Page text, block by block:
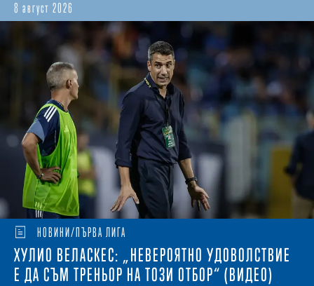
8 август 2026
НОВИНИ/ПЪРВА ЛИГА
ХУЛИО ВЕЛАСКЕС: „НЕВЕРОЯТНО УДОВОЛСТВИЕ
Е ДА СЪМ ТРЕНЬОР НА ТОЗИ ОТБОР“ (ВИДЕО)